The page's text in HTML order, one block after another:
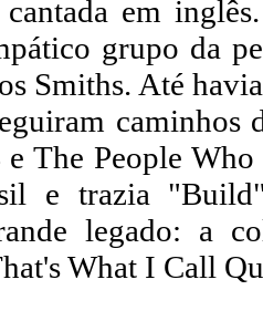
em
grupo da
Smiths. Até
The People
e trazia
legado: a
What I Call